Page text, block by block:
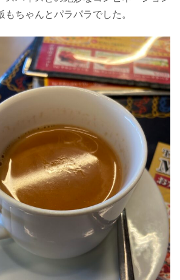
もちゃんとパラパラでした。